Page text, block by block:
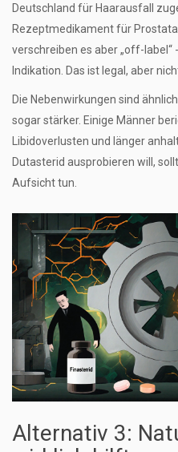
Deutschland für Haarausfall
Rezeptmedikament für
verschreiben es aber „off-
Indikation. Das ist legal, aber
Die Nebenwirkungen sind
sogar stärker. Einige Männer
Libidoverlusten und länger
Dutasterid ausprobieren will,
Aufsicht tun.
Alternativ 3: